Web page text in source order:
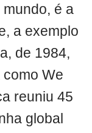
é a
a exemplo
de 1984,
We
reuniu 45
global